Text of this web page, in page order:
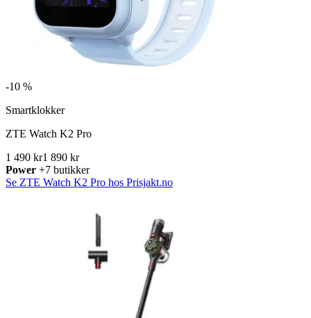
-10 %
Smartklokker
ZTE Watch K2 Pro
1 490 kr1 890 kr
Power +7 butikker
Se ZTE Watch K2 Pro hos Prisjakt.no